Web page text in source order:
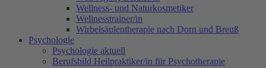
Wellness- und Naturkosmetiker
Wellnesstrainer/in
Wirbelsäulentherapie nach Dorn und Breuß
Psychologie
Psychologie aktuell
Berufsbild Heilpraktiker/in für Psychotherapie